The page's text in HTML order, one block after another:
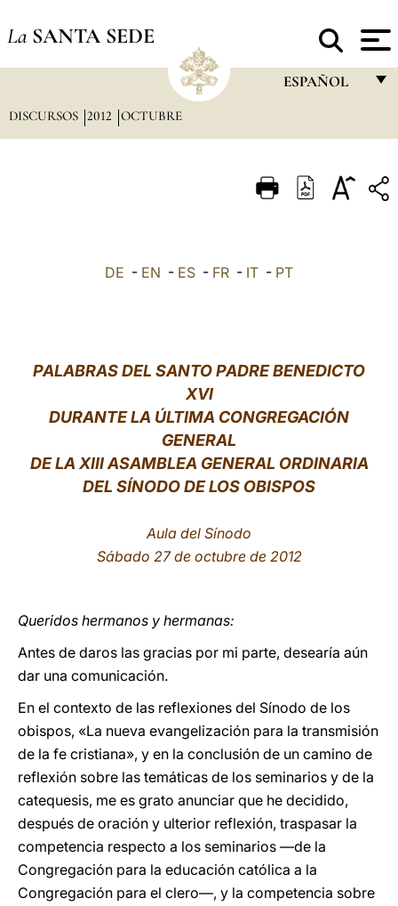
La SANTA SEDE
ESPAÑOL
ITALIANO
LATINE
DISCURSOS 2012 OCTUBRE
DE - EN - ES - FR - IT - PT
PALABRAS DEL SANTO PADRE BENEDICTO
XVI
DURANTE LA ÚLTIMA CONGREGACIÓN
GENERAL
DE LA XIII ASAMBLEA GENERAL ORDINARIA
DEL SÍNODO DE LOS OBISPOS
Aula del Sínodo
Sábado 27 de octubre de 2012
Queridos hermanos y hermanas:
Antes de daros las gracias por mi parte, desearía aún
dar una comunicación.
En el contexto de las reflexiones del Sínodo de los
obispos, «La nueva evangelización para la transmisión
de la fe cristiana», y en la conclusión de un camino de
reflexión sobre las temáticas de los seminarios y de la
catequesis, me es grato anunciar que he decidido,
después de oración y ulterior reflexión, traspasar la
competencia respecto a los seminarios —de la
Congregación para la educación católica a la
Congregación para el clero—, y la competencia sobre